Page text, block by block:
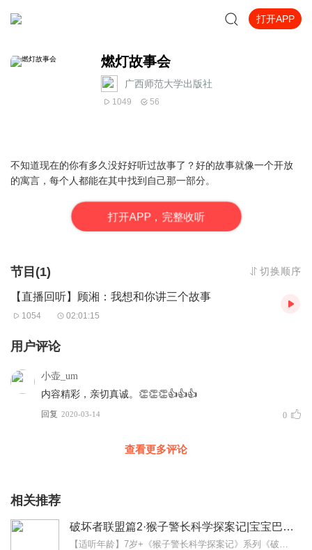
打开APP
燃灯故事会
广西师范大学出版社
1049 56
不知道现在的你有多久没好好听过故事了？好的故事就像一个开放
的寓言，每个人都能在其中找到自己那一部分。
打开APP，完整收听
节目(1) 切换顺序
【直播回听】顾湘：我想和你讲三个故事
1054 02:01:15
用户评论
小壶_um
内容精彩，亲切真诚。👏👏👏👍👍👍
回复 2020-03-14 0
查看更多评论
相关推荐
破坏者联盟篇2·猴子警长科学探案记|宝宝巴士故事
【适听年龄】7岁+《猴子警长科学探案记》系列《破坏者联盟篇1·猴子警长科学探案记》>>>《破坏者联盟篇2·猴子警长科学探案记》>>>《破坏者联盟篇3·猴子警长科...